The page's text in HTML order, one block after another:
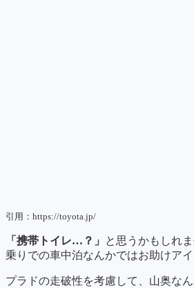
引用：https://toyota.jp/
「携帯トイレ…？」
と思うかもしれ
乗りでの車中泊なんかではお助けアイ
プラドの走破性を考慮して、山奥な